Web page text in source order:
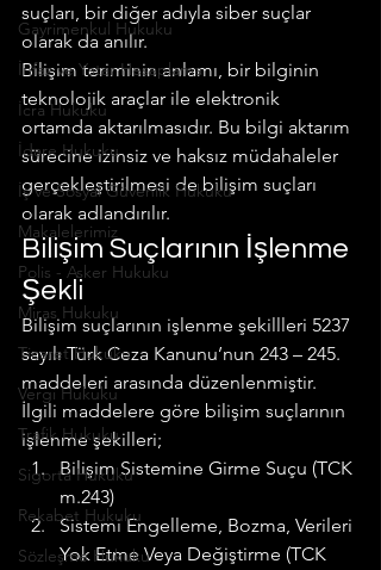
Gayrimenkul Hukuku
İnfaz ve Yatar Hesaplama
İcra Hukuku
İdare Hukuku
İş ve Sosyal Güvenlik Hukuku
Makalelerimiz
Polis - Asker Hukuku
Miras Hukuku
Ticaret Hukuku
Vergi Hukuku
Trafik Hukuku
Sigorta Hukuku
Rekabet Hukuku
Sözleşme Hukuku
suçları, bir diğer adıyla siber suçlar
olarak da anılır.
Bilişim teriminin anlamı, bir bilginin
teknolojik araçlar ile elektronik
ortamda aktarılmasıdır. Bu bilgi aktarım
sürecine izinsiz ve haksız müdahaleler
gerçekleştirilmesi de bilişim suçları
olarak adlandırılır.
Bilişim Suçlarının İşlenme
Şekli
Bilişim suçlarının işlenme şekillleri 5237
sayılı Türk Ceza Kanunu’nun 243 – 245.
maddeleri arasında düzenlenmiştir.
İlgili maddelere göre bilişim suçlarının
işlenme şekilleri;
Bilişim Sistemine Girme Suçu (TCK
m.243)
Sistemi Engelleme, Bozma, Verileri
Yok Etme Veya Değiştirme (TCK